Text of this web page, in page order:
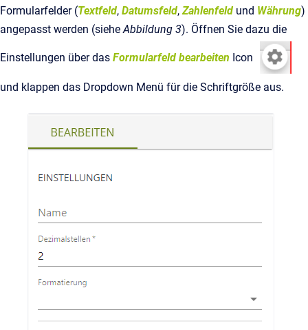
Formularfelder (Textfeld, Datumsfeld,Zahlenfeld und Währung)
angepasst werden (sieheAbbildung 3). Öffnen Sie dazu die
Einstellungen über das Formularfeld bearbeiten Icon
und klappen das Dropdown Menü für die Schriftgröße aus.